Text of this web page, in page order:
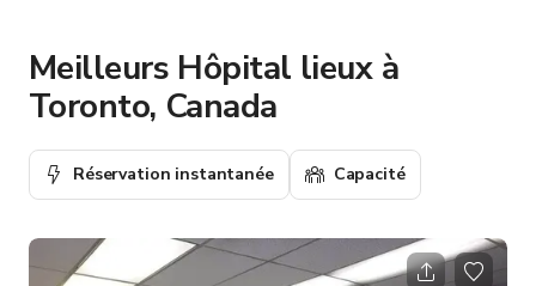
Meilleurs Hôpital lieux à
Toronto, Canada
Réservation instantanée Capacité